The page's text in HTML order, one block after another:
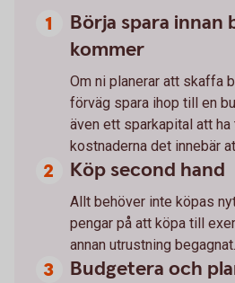
Börja spara innan
kommer
Om ni planerar att skaffa
förväg spara ihop till en
även ett sparkapital att
kostnaderna det innebär
Köp second hand
Allt behöver inte köpas
pengar på att köpa till
annan utrustning begagnat.
Budgetera och